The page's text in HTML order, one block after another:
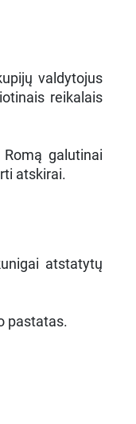
valdytojus
reikalais
galutinai
atskirai.
atstatytų
pastatas.